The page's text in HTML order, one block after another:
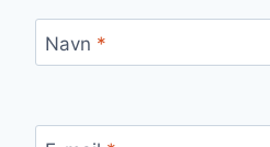
Navn *